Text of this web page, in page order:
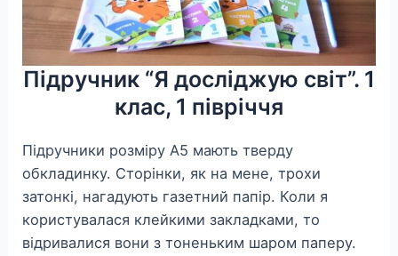
Підручник “Я досліджую світ”. 1
клас, 1 півріччя
Підручники розміру А5 мають тверду
обкладинку. Сторінки, як на мене, трохи
затонкі, нагадують газетний папір. Коли я
користувалася клейкими закладками, то
відривалися вони з тоненьким шаром паперу.